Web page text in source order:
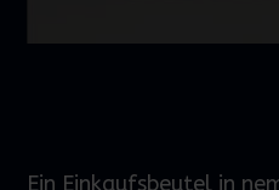
Ein Einkaufsbeutel in